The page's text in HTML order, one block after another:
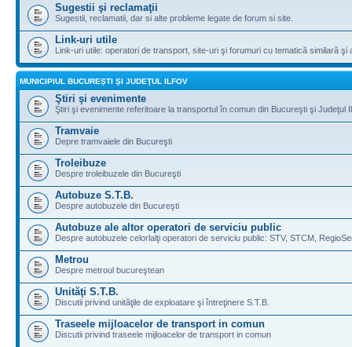
Sugestii şi reclamaţii
Sugestii, reclamatii, dar si alte probleme legate de forum si site.
Link-uri utile
Link-uri utile: operatori de transport, site-uri şi forumuri cu tematică similară şi
MUNICIPIUL BUCUREŞTI ŞI JUDEŢUL ILFOV
Ştiri şi evenimente
Ştiri şi evenimente referitoare la transportul în comun din Bucureşti şi Judeţul
Tramvaie
Depre tramvaiele din Bucureşti
Troleibuze
Despre troleibuzele din Bucureşti
Autobuze S.T.B.
Despre autobuzele din Bucureşti
Autobuze ale altor operatori de serviciu public
Despre autobuzele celorlalţi operatori de serviciu public: STV, STCM,
Metrou
Despre metroul bucureştean
Unităţi S.T.B.
Discutii privind unităţile de exploatare şi întreţinere S.T.B.
Traseele mijloacelor de transport in comun
Discutii privind traseele mijloacelor de transport in comun